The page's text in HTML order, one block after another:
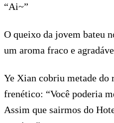
“Ai~”
O queixo da jovem bateu
um aroma fraco e
Ye Xian cobriu metade do
frenético: “Você poderia
Assim que sairmos do